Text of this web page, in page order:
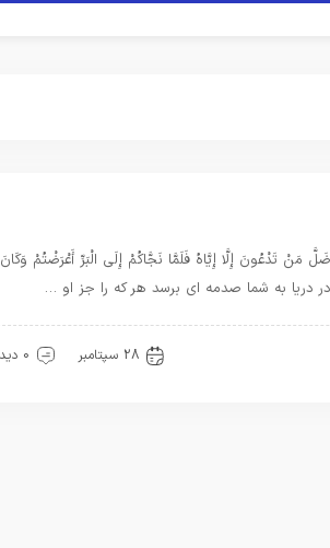
مَنْ تَدْعُونَ إِلَّا إِيَّاهُ فَلَمَّا نَجَّاكُمْ إِلَى الْبَرِّ أَعْرَضْتُمْ وَكَانَ
28 سپتامبر 0 دیدگاه